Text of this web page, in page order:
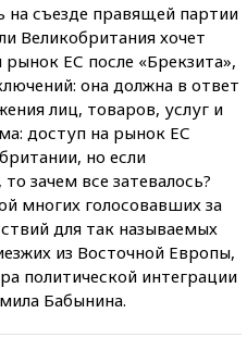
на съезде правящей партии
Великобритания хочет
ЕС после «Брекзита»,
она должна в ответ
лиц, товаров, услуг и
доступ на рынок ЕС
но если
зачем все затевалось?
многих голосовавших за
для так называемых
из Восточной Европы,
политической интеграции
Бабынина.